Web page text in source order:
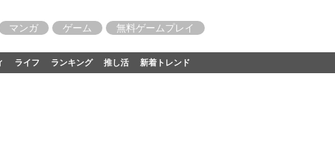
マンガ ゲーム 無料ゲームプレイ
ライフ ランキング 推し活 新着トレンド